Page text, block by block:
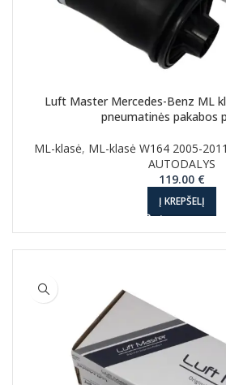
Luft Master Mercedes-Benz ML
pneumatinės pakabos
ML-klasė, ML-klasė W164 2005-2011
AUTODALYS
119.00 €
Į KREPŠELĮ